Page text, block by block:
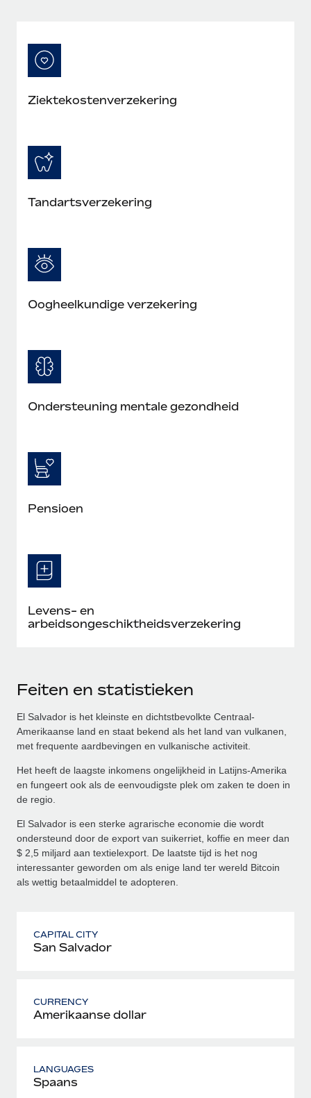
Ziektekostenverzekering
Tandartsverzekering
Oogheelkundige verzekering
Ondersteuning mentale gezondheid
Pensioen
Levens- en
arbeidsongeschiktheidsverzekering
Feiten en statistieken
El Salvador is het kleinste en dichtstbevolkte Centraal-
Amerikaanse land en staat bekend als het land van vulkanen,
met frequente aardbevingen en vulkanische activiteit.
Het heeft de laagste inkomens ongelijkheid in Latijns-Amerika
en fungeert ook als de eenvoudigste plek om zaken te doen in
de regio.
El Salvador is een sterke agrarische economie die wordt
ondersteund door de export van suikerriet, koffie en meer dan
$ 2,5 miljard aan textielexport. De laatste tijd is het nog
interessanter geworden om als enige land ter wereld Bitcoin
als wettig betaalmiddel te adopteren.
CAPITAL CITY
San Salvador
CURRENCY
Amerikaanse dollar
LANGUAGES
Spaans